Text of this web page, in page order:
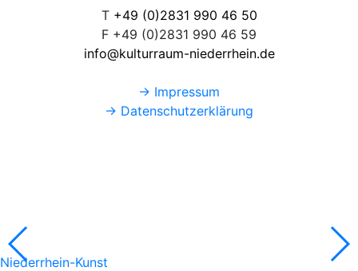
T +49 (0)2831 990 46 50
F +49 (0)2831 990 46 59
info@kulturraum-niederrhein.de
→ Impressum
→ Datenschutzerklärung
Niederrhein-Kunst